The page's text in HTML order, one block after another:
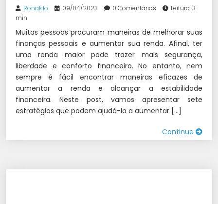
Ronaldo 09/04/2023 0 Comentários
Leitura: 3
min
Muitas pessoas procuram maneiras de melhorar suas
finanças pessoais e aumentar sua renda. Afinal, ter
uma renda maior pode trazer mais segurança,
liberdade e conforto financeiro. No entanto, nem
sempre é fácil encontrar maneiras eficazes de
aumentar a renda e alcançar a estabilidade
financeira. Neste post, vamos apresentar sete
estratégias que podem ajudá-lo a aumentar […]
Continue